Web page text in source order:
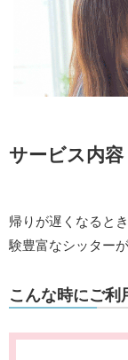
サービス内容
帰りが遅くなると
験豊富なシッター
こんな時にご利